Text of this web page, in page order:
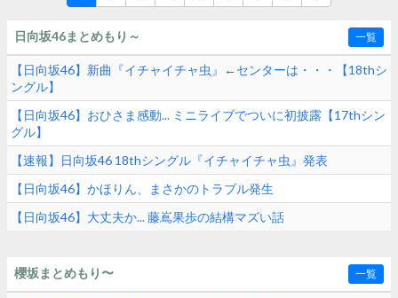
日向坂46まとめもり～ 一覧
【日向坂46】新曲『イチャイチャ虫』←センターは・・・【18thシ
ングル】
【日向坂46】おひさま感動... ミニライブでついに初披露【17thシン
グル】
【速報】日向坂46 18thシングル『イチャイチャ虫』発表
【日向坂46】かほりん、まさかのトラブル発生
【日向坂46】大丈夫か... 藤嶌果歩の結構マズい話
櫻坂まとめもり〜 一覧